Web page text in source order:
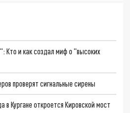
Кто и как создал миф о "высоких
проверят сигнальные сирены
в Кургане откроется Кировской мост